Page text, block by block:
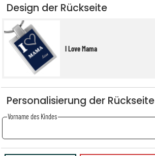
Design der Rückseite
I Love Mama
Personalisierung der Rückseite
Vorname des Kindes